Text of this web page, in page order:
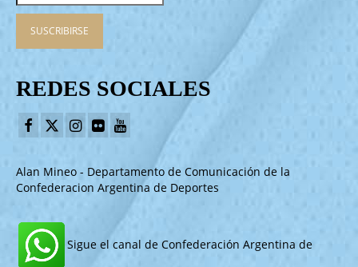
REDES SOCIALES
Alan Mineo - Departamento de Comunicación de la
Confederacion Argentina de Deportes
Sigue el canal de Confederación Argentina de